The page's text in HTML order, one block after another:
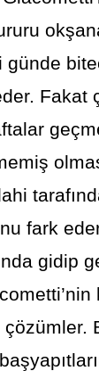
günde
Fakat
fark
gidip